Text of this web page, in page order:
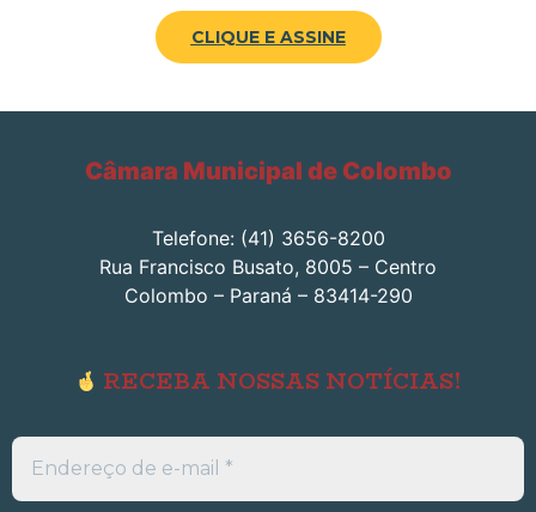
CLIQUE E ASSINE
Câmara Municipal de Colombo
Telefone: (41) 3656-8200
Rua Francisco Busato, 8005 – Centro
Colombo – Paraná – 83414-290
RECEBA NOSSAS NOTÍCIAS!
Endereço
de
e-